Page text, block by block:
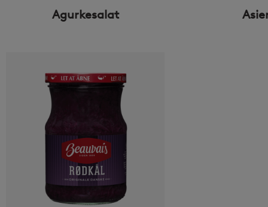
Agurkesalat